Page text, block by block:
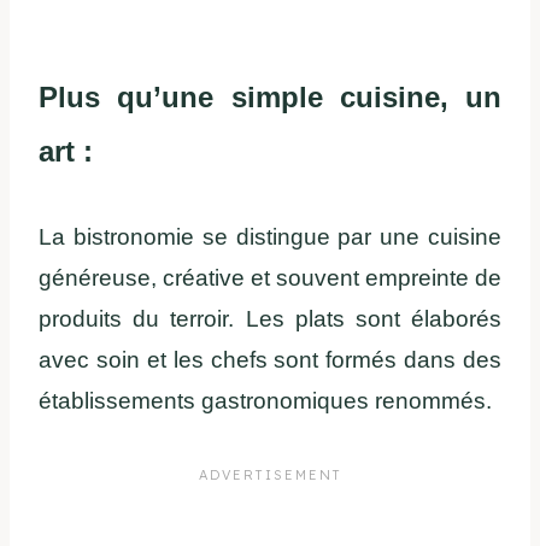
Plus qu’une simple cuisine, un
art :
La bistronomie se distingue par une cuisine
généreuse, créative et souvent empreinte de
produits du terroir. Les plats sont élaborés
avec soin et les chefs sont formés dans des
établissements gastronomiques renommés.